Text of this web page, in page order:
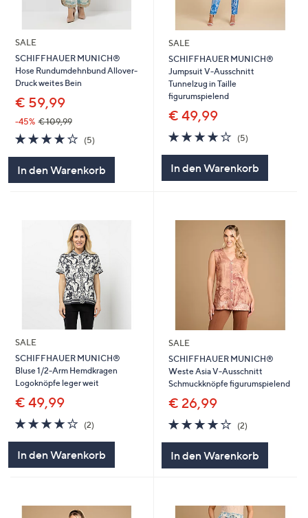
SALE
SCHIFFHAUER MUNICH®
Hose Rundumdehnbund Allover-
Druck weites Bein
€ 59,99
-45% € 109,99
4.2
von
(5)
In den Warenkorb
SALE
SCHIFFHAUER MUNICH®
Jumpsuit V-Ausschnitt
Tunnelzug in Taille
figurumspielend
€ 49,99
4.2
von
(5)
In den Warenkorb
SALE
SCHIFFHAUER MUNICH®
Bluse 1/2-Arm Hemdkragen
Logoknöpfe leger weit
€ 49,99
4.0
von
(2)2
In den Warenkorb
SALE
SCHIFFHAUER MUNICH®
Weste Asia V-Ausschnitt
Schmuckknöpfe figurumspielend
€ 26,99
4.0
von
(2)2
In den Warenkorb